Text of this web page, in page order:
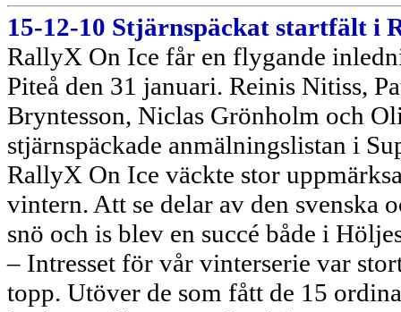
15-12-10 Stjärnspäckat startfält i
RallyX On Ice får en flygande
Piteå den 31 januari. Reinis Nitiss,
Bryntesson, Niclas Grönholm och
stjärnspäckade anmälningslistan i
RallyX On Ice väckte stor
vintern. Att se delar av den svenska
snö och is blev en succé både i
– Intresset för vår vinterserie var
topp. Utöver de som fått de 15